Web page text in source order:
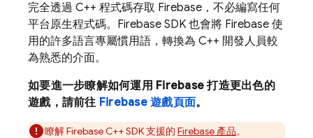
完全透過 C++ 程式碼存取 Firebase，不必編寫任何
平台原生程式碼。Firebase SDK 也會將 Firebase 使
用的許多語言專屬慣用語，轉換為 C++ 開發人員較
為熟悉的介面。
如要進一步瞭解如何運用 Firebase 打造更出色的
遊戲，請前往 Firebase 遊戲頁面。
瞭解FirebaseC++SDK 支援的 Firebase 產品。